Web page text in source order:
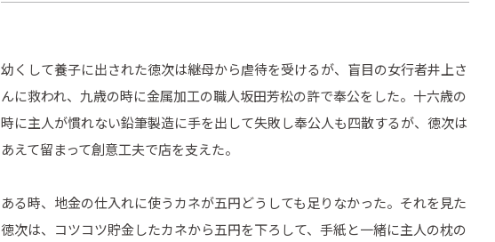
幼くして養子に出された徳次は継母から虐待を受けるが、盲目の女行者井上さ
んに救われ、九歳の時に金属加工の職人坂田芳松の許で奉公をした。十六歳の
時に主人が慣れない鉛筆製造に手を出して失敗し奉公人も四散するが、徳次は
あえて留まって創意工夫で店を支えた。
ある時、地金の仕入れに使うカネが五円どうしても足りなかった。それを見た
徳次は、コツコツ貯金したカネから五円を下ろして、手紙と一緒に主人の枕の